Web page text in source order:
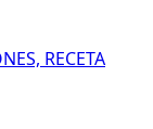
RECETA